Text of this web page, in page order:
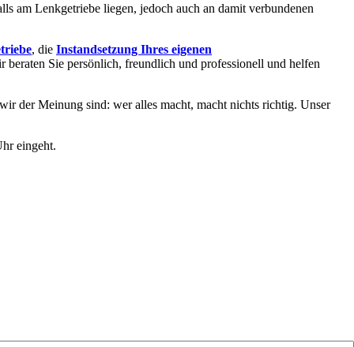
am Lenkgetriebe liegen, jedoch auch an damit verbundenen
, die Instandsetzung Ihres eigenen
beraten Sie persönlich, freundlich und professionell und helfen
der Meinung sind: wer alles macht, macht nichts richtig. Unser
eingeht.